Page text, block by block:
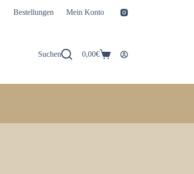
Bestellungen Mein Konto
Suchen Warenkorb
0,00€